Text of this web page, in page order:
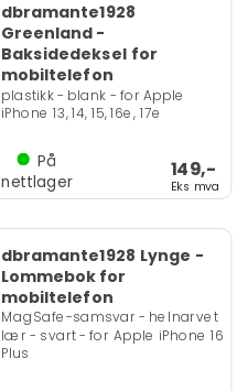
dbramante1928
Greenland -
Baksidedeksel for
mobiltelefon
plastikk - blank - for Apple
iPhone 13, 14, 15, 16e, 17e
149,-
Eks mva
På
nettlager
dbramante1928 Lynge -
Lommebok for
mobiltelefon
MagSafe-samsvar - helnarvet
lær - svart - for Apple iPhone 16
Plus